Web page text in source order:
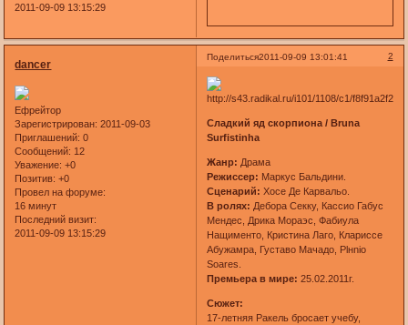
2011-09-09 13:15:29
Поделиться 2
2011-09-09 13:01:41
dancer
Ефрейтор
Зарегистрирован: 2011-09-03
Приглашений: 0
Сообщений: 12
Уважение: +0
Позитив: +0
Провел на форуме:
16 минут
Последний визит:
2011-09-09 13:15:29
Сладкий яд скорпиона / Bruna
Surfistinha
Жанр: Драма
Режиссер: Маркус Бальдини.
Сценарий: Хосе Де Карвальо.
В ролях: Дебора Секку, Кассио Габус
Мендес, Дрика Мораэс, Фабиула
Нащименто, Кристина Лаго, Клариссе
Абужамра, Густаво Мачадо, Plнnio
Soares.
Премьера в мире: 25.02.2011г.
Сюжет:
17-летняя Ракель бросает учебу,